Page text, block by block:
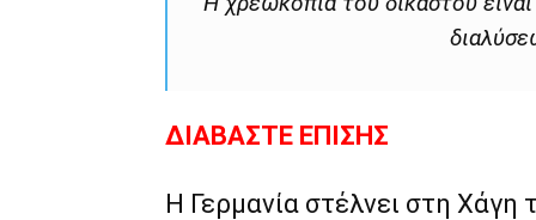
ΔΙΑΒΑΣΤΕ ΕΠΙΣΗΣ
Η Γερμανία στέλνει στη Χάγη